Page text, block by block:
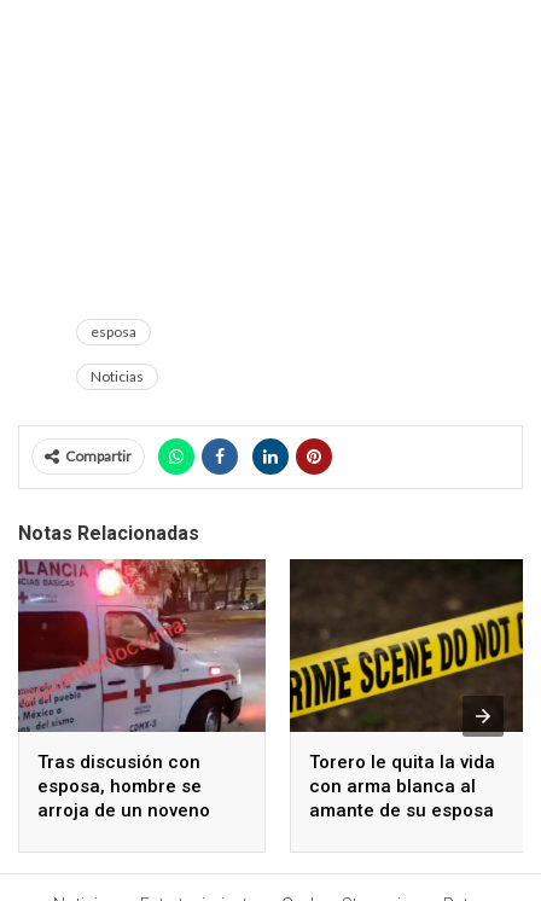
esposa
Noticias
Compartir
Notas Relacionadas
Tras discusión con
esposa, hombre se
arroja de un noveno
Torero le quita la vida
con arma blanca al
amante de su esposa